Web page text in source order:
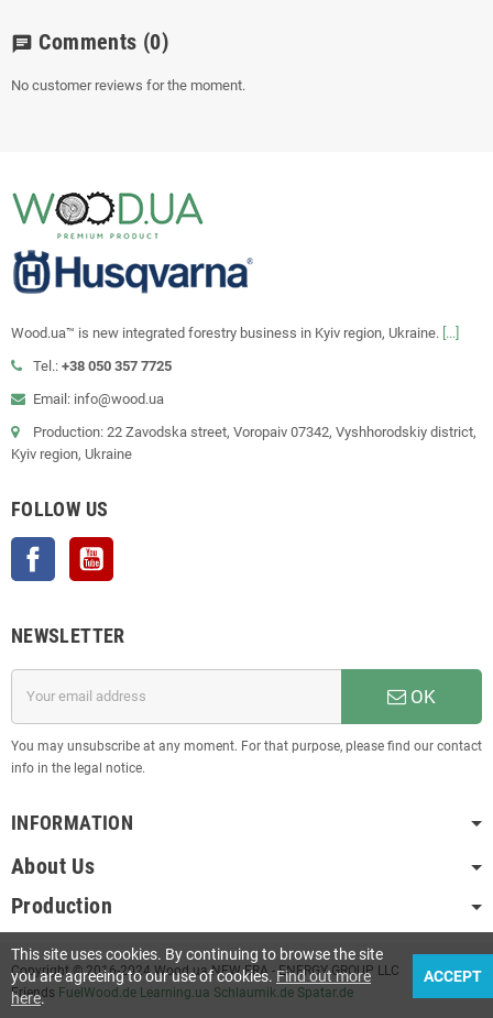
chat Comments (0)
No customer reviews for the moment.
Wood.ua™ is new integrated forestry business in Kyiv region, Ukraine. [...]
Tel.: +38 050 357 7725
Email: info@wood.ua
Production: 22 Zavodska street, Voropaiv 07342, Vyshhorodskiy district,
Kyiv region, Ukraine
FOLLOW US
Facebook
NEWSLETTER
OK
You may unsubscribe at any moment. For that purpose, please find our contact
info in the legal notice.
INFORMATION
About Us
Production
Copyright © 2016-2024 Wood.ua NEW ERA - ENERGY GROUP LLC
Friends FuelWood.de Learning.ua Schlaumik.de Spatar.de
This site uses cookies. By continuing to browse the site
you are agreeing to our use of cookies.Find out more
here.
ACCEPT